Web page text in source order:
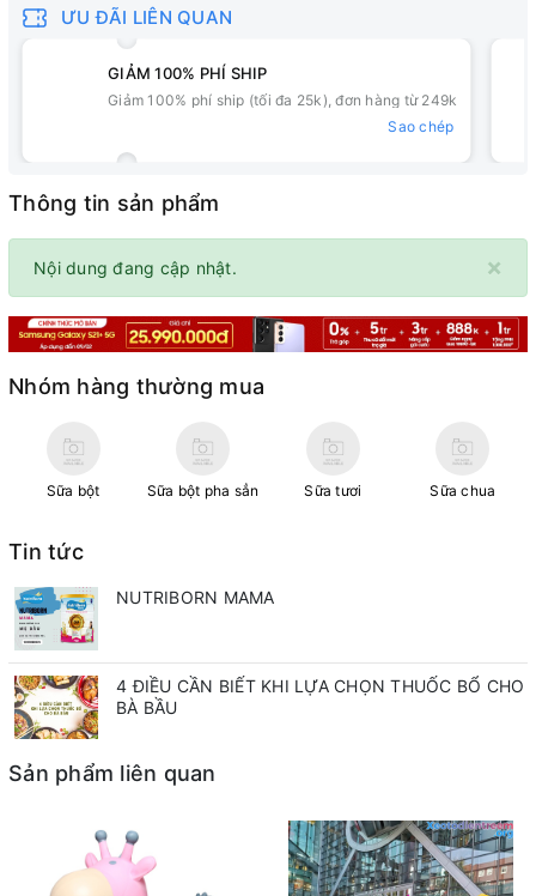
ƯU ĐÃI LIÊN QUAN
GIẢM 100% PHÍ SHIP
Giảm 100% phí ship (tối đa 25k), đơn hàng từ 249k
Sao chép
Thông tin sản phẩm
×
Nội dung đang cập nhật.
Nhóm hàng thường mua
Sữa bột Sữa bột pha sẳn Sữa tươi Sữa chua
Tin tức
NUTRIBORN MAMA
4 ĐIỀU CẦN BIẾT KHI LỰA CHỌN THUỐC BỔ CHO
BÀ BẦU
Sản phẩm liên quan